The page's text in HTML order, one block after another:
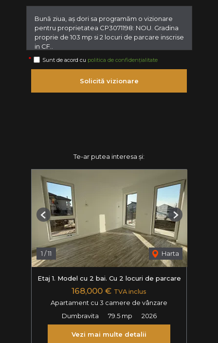
Sunt de acord cu politica de confidențialitate
Solicită vizionare
Te-ar putea interesa și:
1 /11 Harta
Previous Next
Etaj 1. Model cu 2 bai. Cu 2 locuri de parcare
168,000 € TVA inclus
Apartament cu 3 camere de vânzare
Dumbravita
79.5 mp 2026
Vezi mai multe detalii